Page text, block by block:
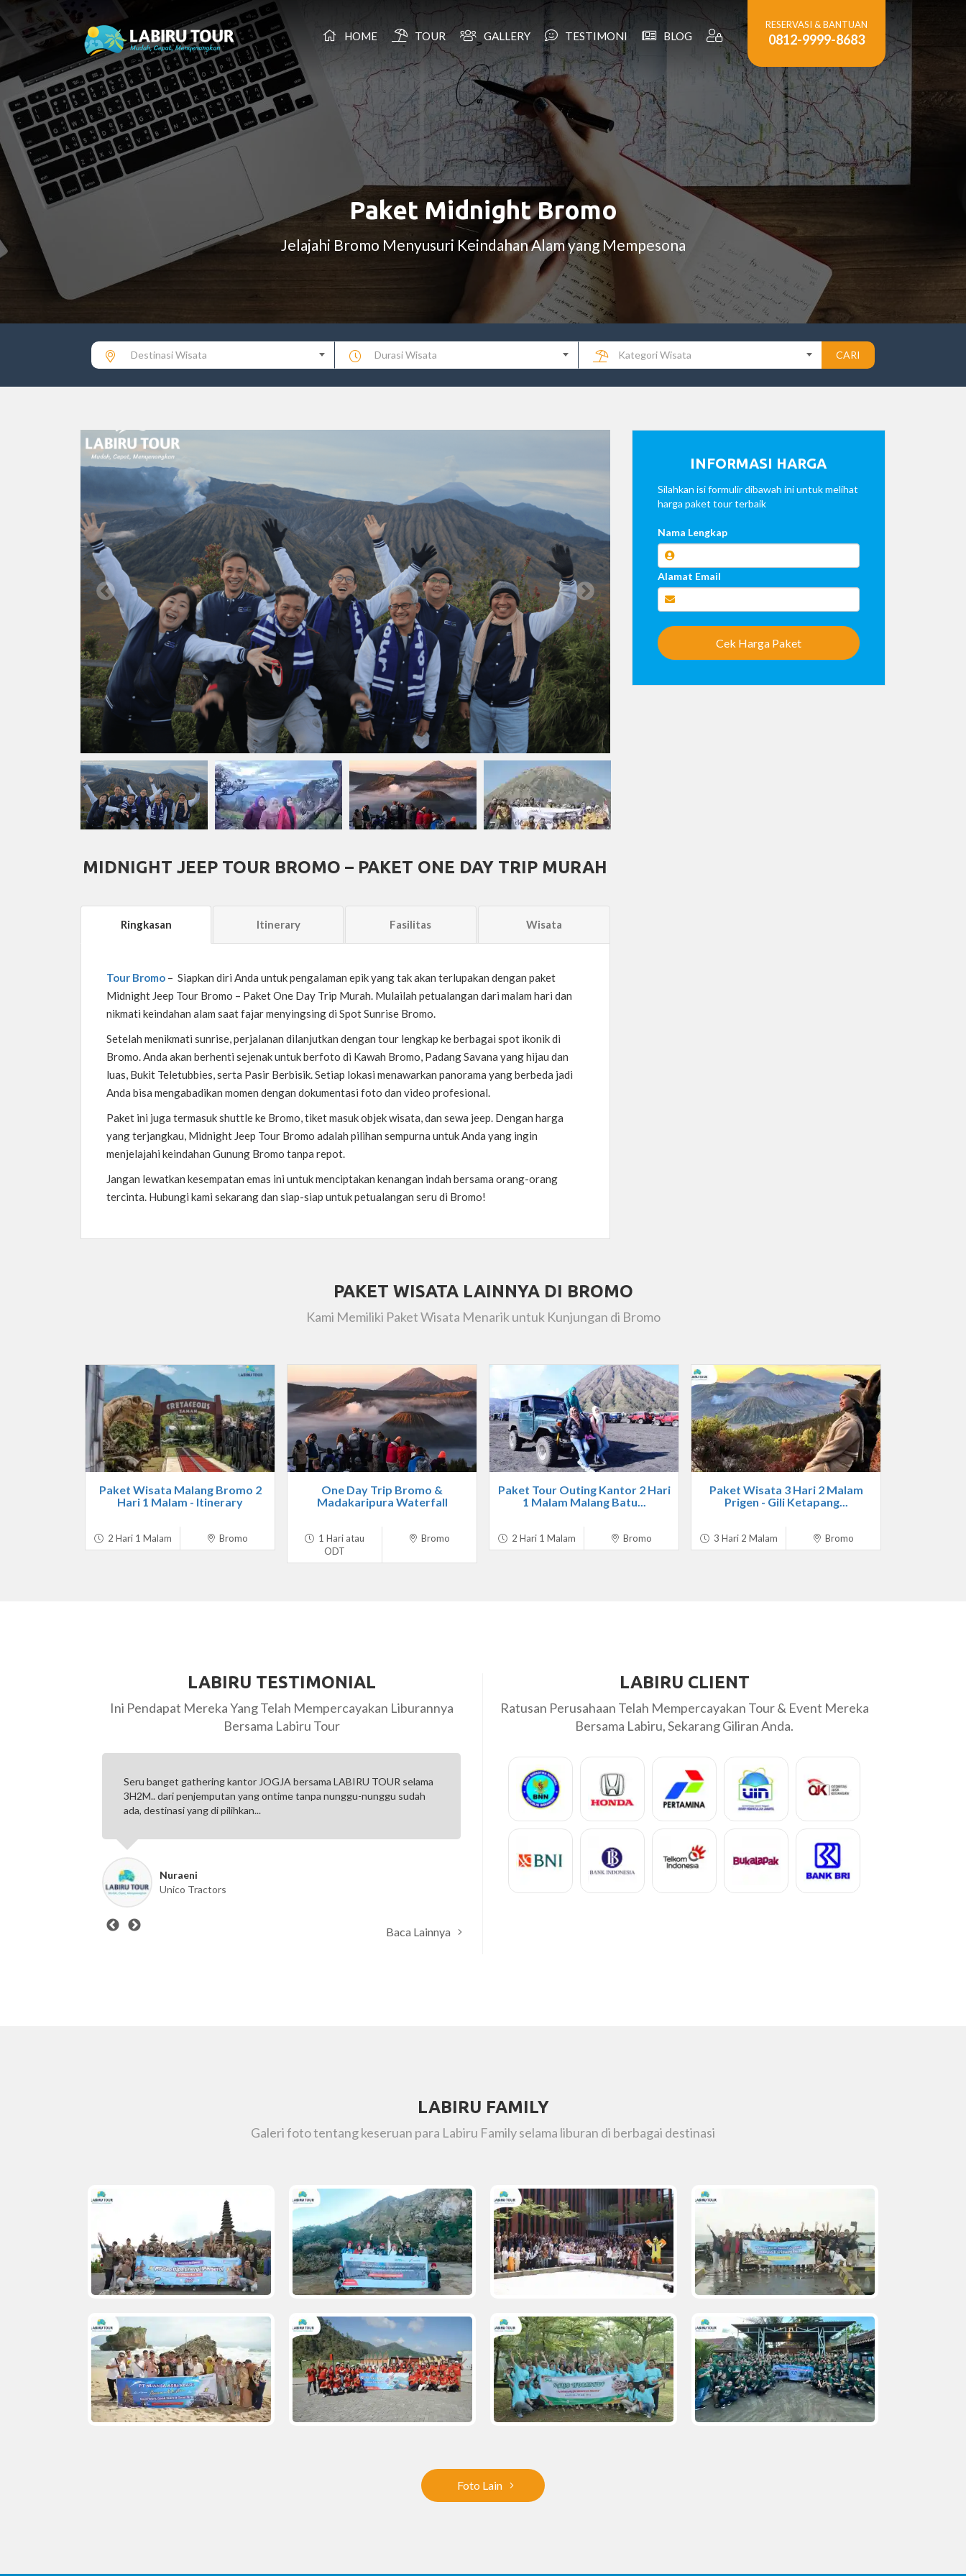
HOME TOUR GALLERY TESTIMONI BLOG
RESERVASI & BANTUAN
0812-9999-8683
Paket Midnight Bromo
Jelajahi Bromo Menyusuri Keindahan Alam yang Mempesona
Destinasi Wisata Durasi Wisata Kategori Wisata CARI
MIDNIGHT JEEP TOUR BROMO – PAKET ONE DAY TRIP MURAH
Ringkasan Itinerary Fasilitas Wisata
Tour Bromo – Siapkan diri Anda untuk pengalaman epik yang tak akan terlupakan dengan paket
Midnight Jeep Tour Bromo – Paket One Day Trip Murah. Mulailah petualangan dari malam hari dan
nikmati keindahan alam saat fajar menyingsing di Spot Sunrise Bromo.
Setelah menikmati sunrise, perjalanan dilanjutkan dengan tour lengkap ke berbagai spot ikonik di
Bromo. Anda akan berhenti sejenak untuk berfoto di Kawah Bromo, Padang Savana yang hijau dan
luas, Bukit Teletubbies, serta Pasir Berbisik. Setiap lokasi menawarkan panorama yang berbeda jadi
Anda bisa mengabadikan momen dengan dokumentasi foto dan video profesional.
Paket ini juga termasuk shuttle ke Bromo, tiket masuk objek wisata, dan sewa jeep. Dengan harga
yang terjangkau, Midnight Jeep Tour Bromo adalah pilihan sempurna untuk Anda yang ingin
menjelajahi keindahan Gunung Bromo tanpa repot.
Jangan lewatkan kesempatan emas ini untuk menciptakan kenangan indah bersama orang-orang
tercinta. Hubungi kami sekarang dan siap-siap untuk petualangan seru di Bromo!
INFORMASI HARGA
Silahkan isi formulir dibawah ini untuk melihat
harga paket tour terbaik
Nama Lengkap
Alamat Email
Cek Harga Paket
PAKET WISATA LAINNYA DI BROMO
Kami Memiliki Paket Wisata Menarik untuk Kunjungan di Bromo
Paket Wisata Malang Bromo 2
Hari 1 Malam - Itinerary
2 Hari 1 Malam Bromo
One Day Trip Bromo &
Madakaripura Waterfall
1 Hari atau
ODT
Bromo
Paket Tour Outing Kantor 2 Hari
1 Malam Malang Batu...
2 Hari 1 Malam Bromo
Paket Wisata 3 Hari 2 Malam
Prigen - Gili Ketapang...
3 Hari 2 Malam Bromo
LABIRU TESTIMONIAL
Ini Pendapat Mereka Yang Telah Mempercayakan Liburannya
Bersama Labiru Tour
Seru banget gathering kantor JOGJA bersama LABIRU TOUR selama
3H2M.. dari penjemputan yang ontime tanpa nunggu-nunggu sudah
ada, destinasi yang di pilihkan...
Nuraeni
Unico Tractors
Sangat puas sekali …semua Ok
Amel
Baca Lainnya
LABIRU CLIENT
Ratusan Perusahaan Telah Mempercayakan Tour & Event Mereka
Bersama Labiru, Sekarang Giliran Anda.
LABIRU FAMILY
Galeri foto tentang keseruan para Labiru Family selama liburan di berbagai destinasi
Foto Lain